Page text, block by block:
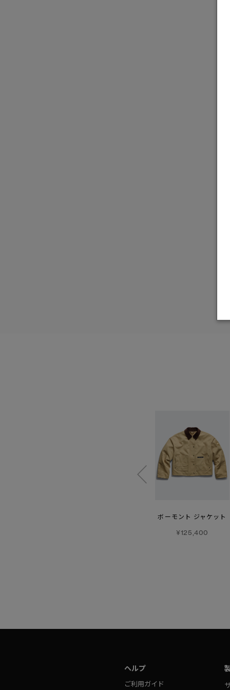
ボーモント ジャケット
¥125,400
ヘルプ
ご利用ガイド